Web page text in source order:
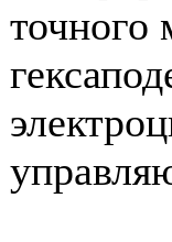
точного